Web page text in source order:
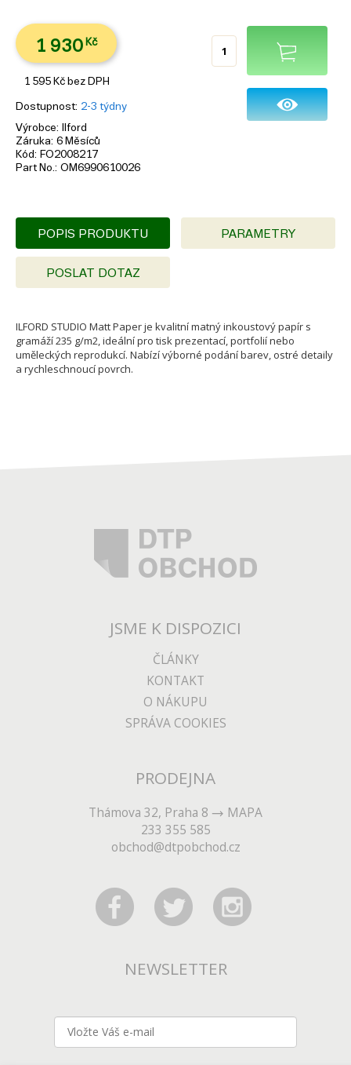
1 930 Kč
1 595 Kč bez DPH
Dostupnost 2-3 týdny
Výrobce
Ilford
Záruka 6 Měsíců
Kód
FO2008217
Part No. OM6990610026
POPIS PRODUKTU PARAMETRY
POSLAT DOTAZ
ILFORD STUDIO Matt Paper je kvalitní matný inkoustový papír s
gramáží 235 g/m2, ideální pro tisk prezentací, portfolií nebo
uměleckých reprodukcí. Nabízí výborné podání barev, ostré detaily
a rychleschnoucí povrch.
JSME K DISPOZICI
ČLÁNKY
KONTAKT
O NÁKUPU
SPRÁVA COOKIES
PRODEJNA
Thámova 32, Praha 8
MAPA
233 355 585
obchod@dtpobchod.cz
NEWSLETTER